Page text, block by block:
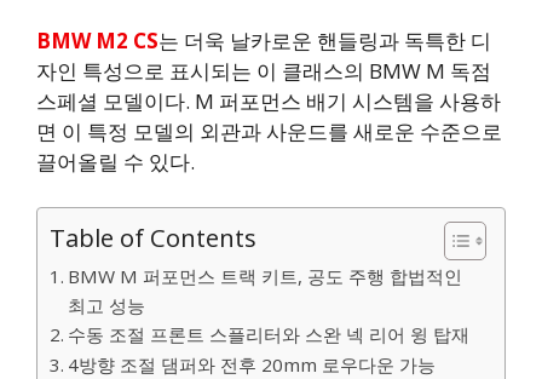
BMW M2 CS는 더욱 날카로운 핸들링과 독특한 디
자인 특성으로 표시되는 이 클래스의 BMW M 독점
스페셜 모델이다. M 퍼포먼스 배기 시스템을 사용하
면 이 특정 모델의 외관과 사운드를 새로운 수준으로
끌어올릴 수 있다.
Table of Contents
BMW M 퍼포먼스 트랙 키트, 공도 주행 합법적인
최고 성능
수동 조절 프론트 스플리터와 스완 넥 리어 윙 탑재
4방향 조절 댐퍼와 전후 20mm 로우다운 가능